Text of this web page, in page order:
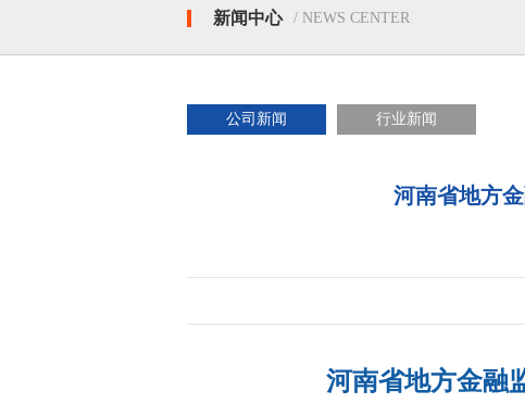
新闻中心 / NEWS CENTER
公司新闻 行业新闻
河南省地方
河南省地方金融